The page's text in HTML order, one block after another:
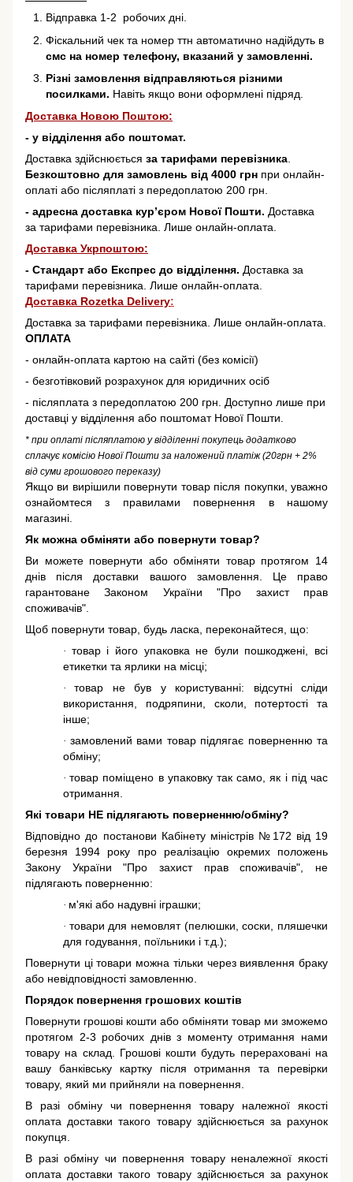
Відправка 1-2 робочих дні.
Фіскальний чек та номер ттн автоматично надійдуть в
смс на номер телефону, вказаний у замовленні.
Різні замовлення відправляються різними
посилками. Навіть якщо вони оформлені підряд.
Доставка Новою Поштою:
- у відділення або поштомат.
Доставка здійснюється за тарифами перевізника.
Безкоштовно для замовлень від 4000 грн при онлайн-
оплаті або післяплаті з передоплатою 200 грн.
- адресна доставка кур’єром Нової Пошти. Доставка
за тарифами перевізника. Лише онлайн-оплата.
Доставка Укрпоштою:
- Стандарт або Експрес до відділення. Доставка за
тарифами перевізника. Лише онлайн-оплата.
Доставка Rozetka Delivery:
Доставка за тарифами перевізника. Лише онлайн-оплата.
ОПЛАТА
- онлайн-оплата картою на сайті (без комісії)
- безготівковий розрахунок для юридичних осіб
- післяплата з передоплатою 200 грн. Доступно лише при
доставці у відділення або поштомат Нової Пошти.
* при оплаті післяплатою у відділенні покупець додатково
сплачує комісію Нової Пошти за наложений платіж (20грн + 2%
від суми грошового переказу)
Якщо ви вирішили повернути товар після покупки, уважно
ознайомтеся з правилами повернення в нашому
магазині.
Як можна обміняти або повернути товар?
Ви можете повернути або обміняти товар протягом 14
днів після доставки вашого замовлення. Це право
гарантованеЗаконом України "Про захист прав
споживачів".
Щоб повернути товар, будь ласка, переконайтеся, що:
· товар і його упаковка не були пошкоджені, всі
етикетки та ярлики на місці;
·товар не був у користуванні: відсутні сліди
використання, подряпини, сколи, потертості та
інше;
· замовлений вами товар підлягає поверненню та
обміну;
·товар поміщено в упаковку так само, як і під час
отримання.
Які товари НЕ підлягають поверненню/обміну?
Відповідно до постанови Кабінету міністрів №172 від 19
березня 1994 року про реалізацію окремих положень
Закону України "Про захист прав споживачів", не
підлягають поверненню:
· м'які або надувні іграшки;
· товари для немовлят (пелюшки, соски, пляшечки
для годування, поїльники і т.д.);
Повернути ці товари можна тільки через виявлення браку
або невідповідності замовленню.
Порядок повернення грошових коштів
Повернути грошові кошти або обміняти товар ми зможемо
протягом 2-3 робочих днів з моменту отримання нами
товару на склад. Грошові кошти будуть перераховані на
вашу банківську картку після отримання та перевірки
товару, який ми прийняли на повернення.
В разі обміну чи повернення товару належної якості
оплата доставки такого товару здійснюється за рахунок
покупця.
В разі обміну чи повернення товару неналежної якості
оплата доставки такого товару здійснюється за рахунок